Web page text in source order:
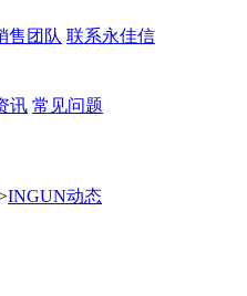
售团队 联系永佳信
讯 常见问题
INGUN动态